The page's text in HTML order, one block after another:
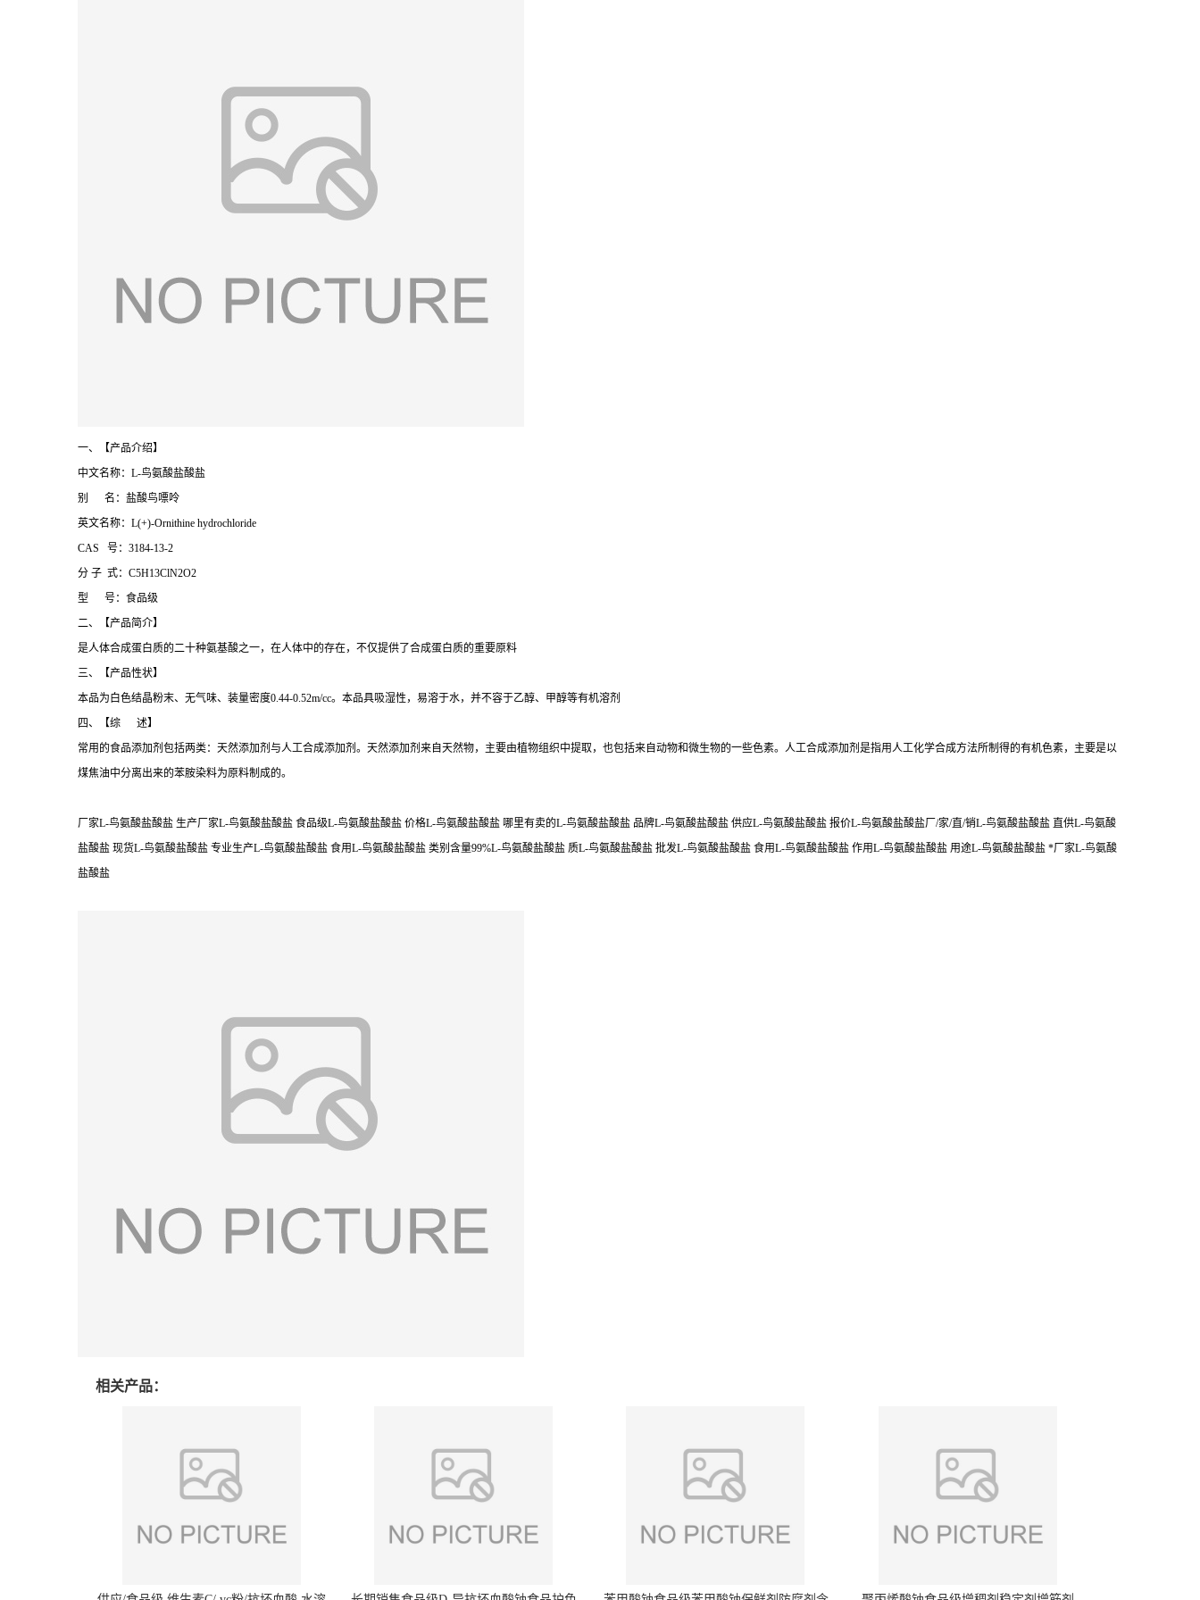
一、【产品介绍】
中文名称：L-鸟氨酸盐酸盐
别 名：盐酸鸟嘌呤
英文名称：L(+)-Ornithine hydrochloride
CAS 号：3184-13-2
分 子 式：C5H13ClN2O2
型 号：食品级
二、【产品简介】
是人体合成蛋白质的二十种氨基酸之一，在人体中的存在，不仅提供了合成蛋白质的重要原料
三、【产品性状】
本品为白色结晶粉末、无气味、装量密度0.44-0.52m/cc。本品具吸湿性，易溶于水，并不容于乙醇、甲醇等有机溶剂
四、【综 述】
常用的食品添加剂包括两类：天然添加剂与人工合成添加剂。天然添加剂来自天然物，主要由植物组织中提取，也包括来自动物和微生物的一些色素。人工合成添加剂是指用人工化学合成方法所制得的有机色素，主要是以
煤焦油中分离出来的苯胺染料为原料制成的。
厂家L-鸟氨酸盐酸盐 生产厂家L-鸟氨酸盐酸盐 食品级L-鸟氨酸盐酸盐 价格L-鸟氨酸盐酸盐 哪里有卖的L-鸟氨酸盐酸盐 品牌L-鸟氨酸盐酸盐 供应L-鸟氨酸盐酸盐 报价L-鸟氨酸盐酸盐厂/家/直/销L-鸟氨酸盐酸盐 直供L-鸟氨酸
盐酸盐 现货L-鸟氨酸盐酸盐 专业生产L-鸟氨酸盐酸盐 食用L-鸟氨酸盐酸盐 类别含量99%L-鸟氨酸盐酸盐 质L-鸟氨酸盐酸盐 批发L-鸟氨酸盐酸盐 食用L-鸟氨酸盐酸盐 作用L-鸟氨酸盐酸盐 用途L-鸟氨酸盐酸盐 *厂家L-鸟氨酸
盐酸盐
相关产品：